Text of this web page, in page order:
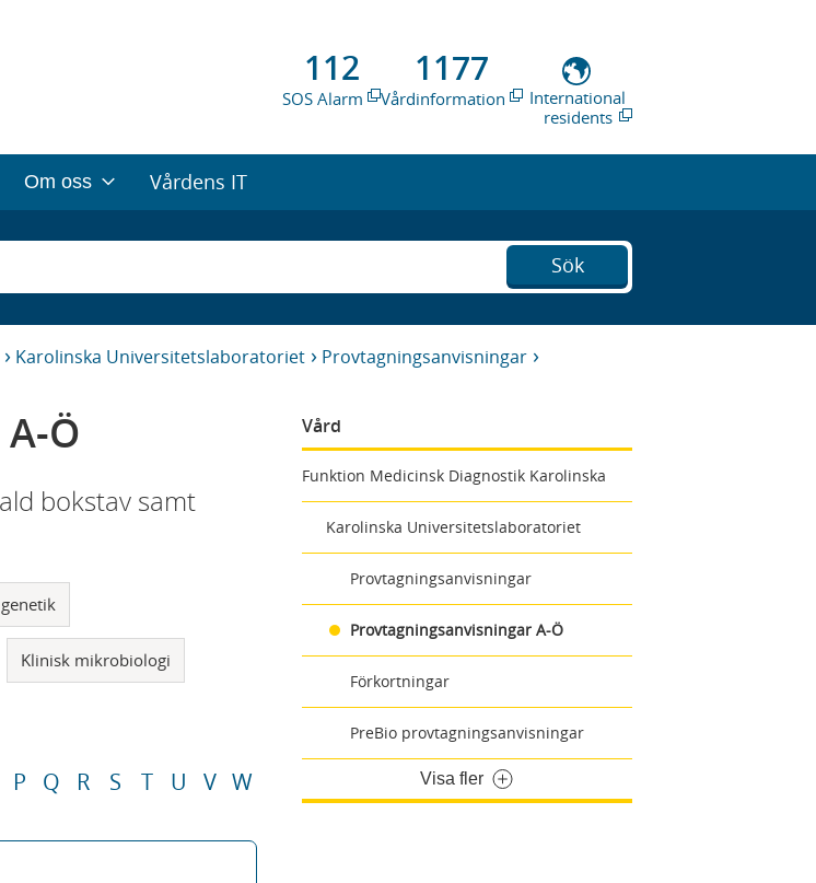
112
SOS Alarm
1177
Vårdinformation
International
residents
Om oss Vårdens IT
Sök
Karolinska Universitetslaboratoriet Provtagningsanvisningar
Vård
Funktion Medicinsk Diagnostik Karolinska
Karolinska Universitetslaboratoriet
Provtagningsanvisningar
Provtagningsanvisningar A-Ö
Förkortningar
PreBio provtagningsanvisningar
Visa fler
Ö
bokstav samt
Klinisk mikrobiologi
P Q R S T U V W